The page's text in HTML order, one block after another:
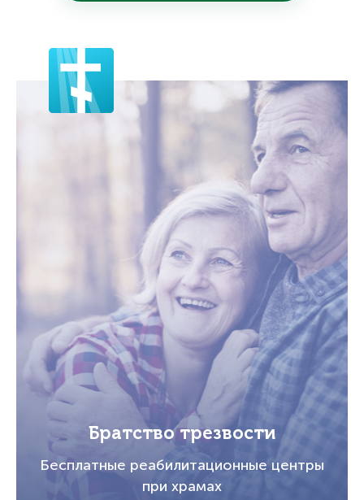
Братство трезвости
Бесплатные реабилитационные центры
при храмах